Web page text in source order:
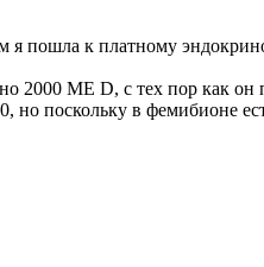
пошла к платному
МЕ D, с тех пор как он
но поскольку в фемибионе